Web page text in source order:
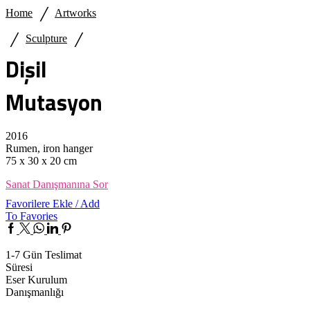
Home / Artworks
/ Sculpture /
Dişil
Mutasyon
2016
Rumen, iron hanger
75 x 30 x 20 cm
Sanat Danışmanına Sor
Favorilere Ekle / Add
To Favories
Facebook
Twitter
Whatsapp
Linkedin
Pinterest
1-7 Gün Teslimat
Süresi
Eser Kurulum
Danışmanlığı